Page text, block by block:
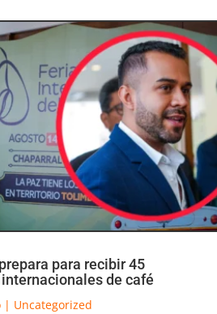
para recibir 45
de café
| Uncategorized